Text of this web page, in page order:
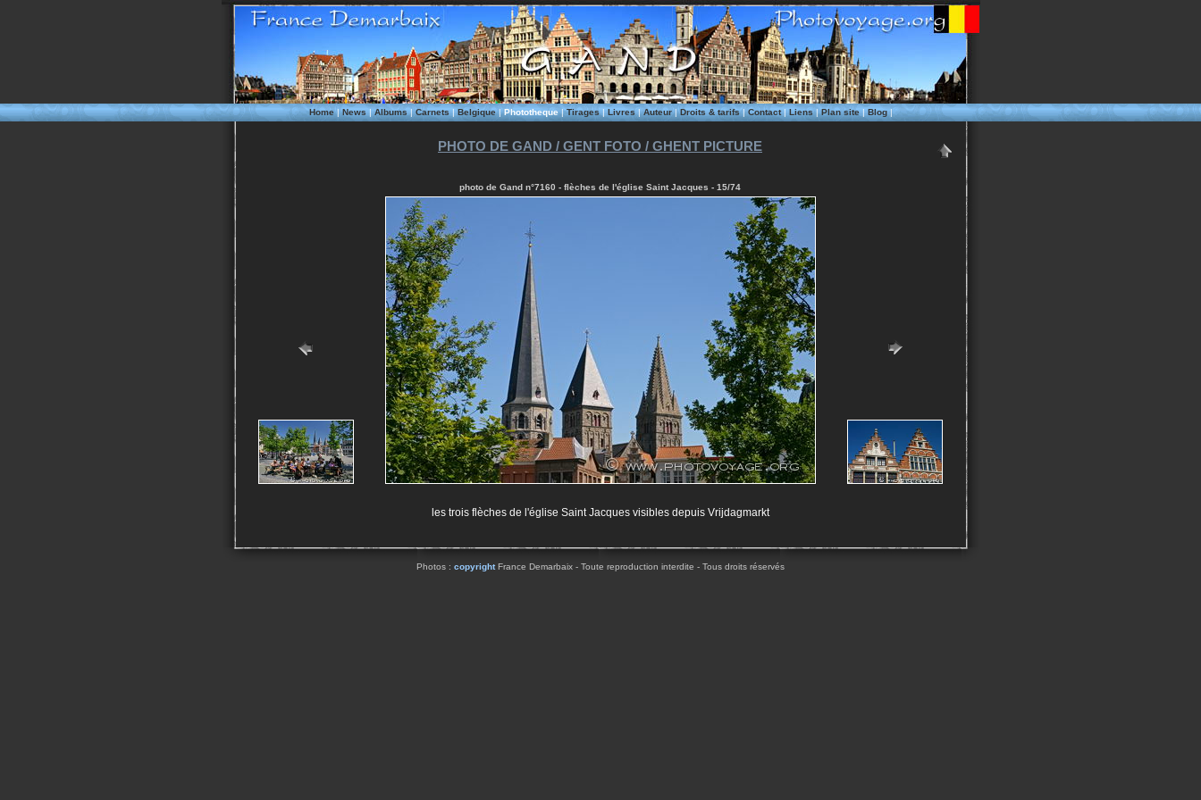
Home|News| Albums| Carnets|Belgique|Phototheque|Tirages|Livres|Auteur|Droits & tarifs|Contact|Liens|Plan site|Blog|
PHOTO DE GAND / GENT FOTO / GHENT PICTURE
photo de Gand n°7160 - flèches de l'église Saint Jacques - 15/74
les trois flèches de l'église Saint Jacques visibles depuis Vrijdagmarkt
Photos : copyrightFrance Demarbaix - Toute reproduction interdite - Tous droits réservés